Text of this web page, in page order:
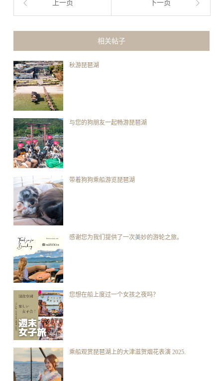
上一页 下一页
相关帖子
秋游琵琶湖
与您的狗朋友一起畅游琵琶湖
带着狗狗乘船游览琵琶湖
感谢您为我们提供了一次美妙的游轮之旅。
您想在船上度过一个女孩之夜吗？
乘船观赏琵琶湖上的大津滋贺烟花表演 2025.